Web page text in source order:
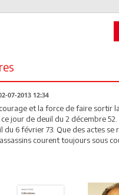
07-2013 12:34
et la force de faire sortir
jour de deuil du 2 décembre 52.
du 6 février 73. Que des actes se
courent toujours sous